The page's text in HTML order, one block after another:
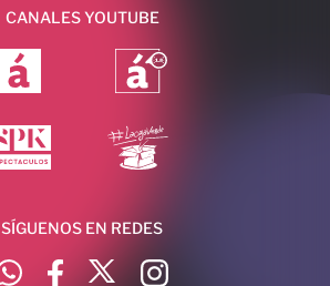
CANALES YOUTUBE
SÍGUENOS EN REDES